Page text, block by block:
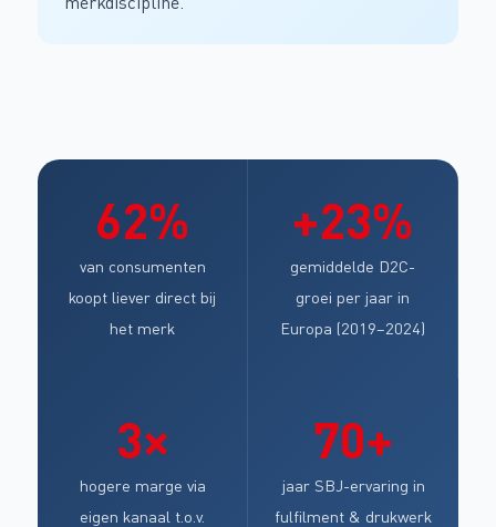
62%
van consumenten
koopt liever direct bij
het merk
+23%
gemiddelde D2C-
groei per jaar in
Europa (2019–2024)
3×
hogere marge via
eigen kanaal t.o.v.
70+
jaar SBJ-ervaring in
fulfilment & drukwerk